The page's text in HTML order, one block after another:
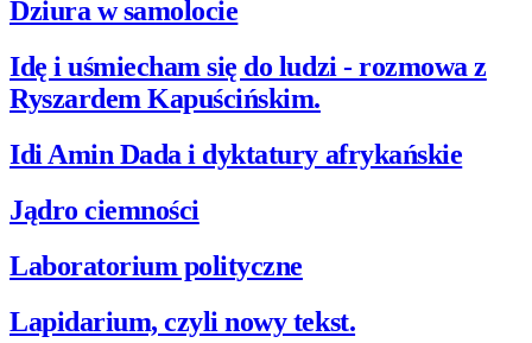
Dziura w samolocie
Idę i uśmiecham się do ludzi - rozmowa z
Ryszardem Kapuścińskim.
Idi Amin Dada i dyktatury afrykańskie
Jądro ciemności
Laboratorium polityczne
Lapidarium, czyli nowy tekst.